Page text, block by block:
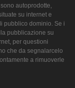
autoprodotte,
su internet e
pubblico dominio. Se i
pubblicazione su
per questioni
che da segnalarcelo
a rimuoverle